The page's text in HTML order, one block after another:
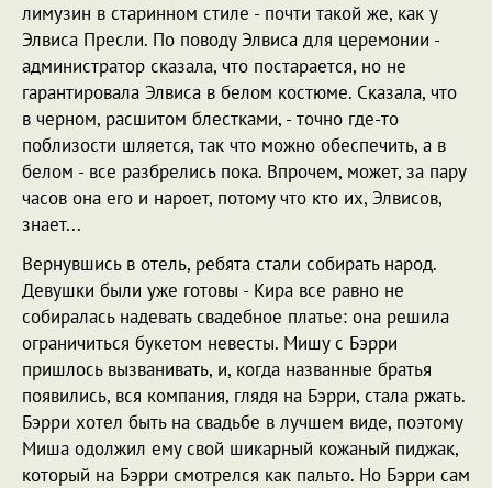
лимузин в старинном стиле - почти такой же, как у
Элвиса Пресли. По поводу Элвиса для церемонии -
администратор сказала, что постарается, но не
гарантировала Элвиса в белом костюме. Сказала, что
в черном, расшитом блестками, - точно где-то
поблизости шляется, так что можно обеспечить, а в
белом - все разбрелись пока. Впрочем, может, за пару
часов она его и нароет, потому что кто их, Элвисов,
знает...
Вернувшись в отель, ребята стали собирать народ.
Девушки были уже готовы - Кира все равно не
собиралась надевать свадебное платье: она решила
ограничиться букетом невесты. Мишу с Бэрри
пришлось вызванивать, и, когда названные братья
появились, вся компания, глядя на Бэрри, стала ржать.
Бэрри хотел быть на свадьбе в лучшем виде, поэтому
Миша одолжил ему свой шикарный кожаный пиджак,
который на Бэрри смотрелся как пальто. Но Бэрри сам